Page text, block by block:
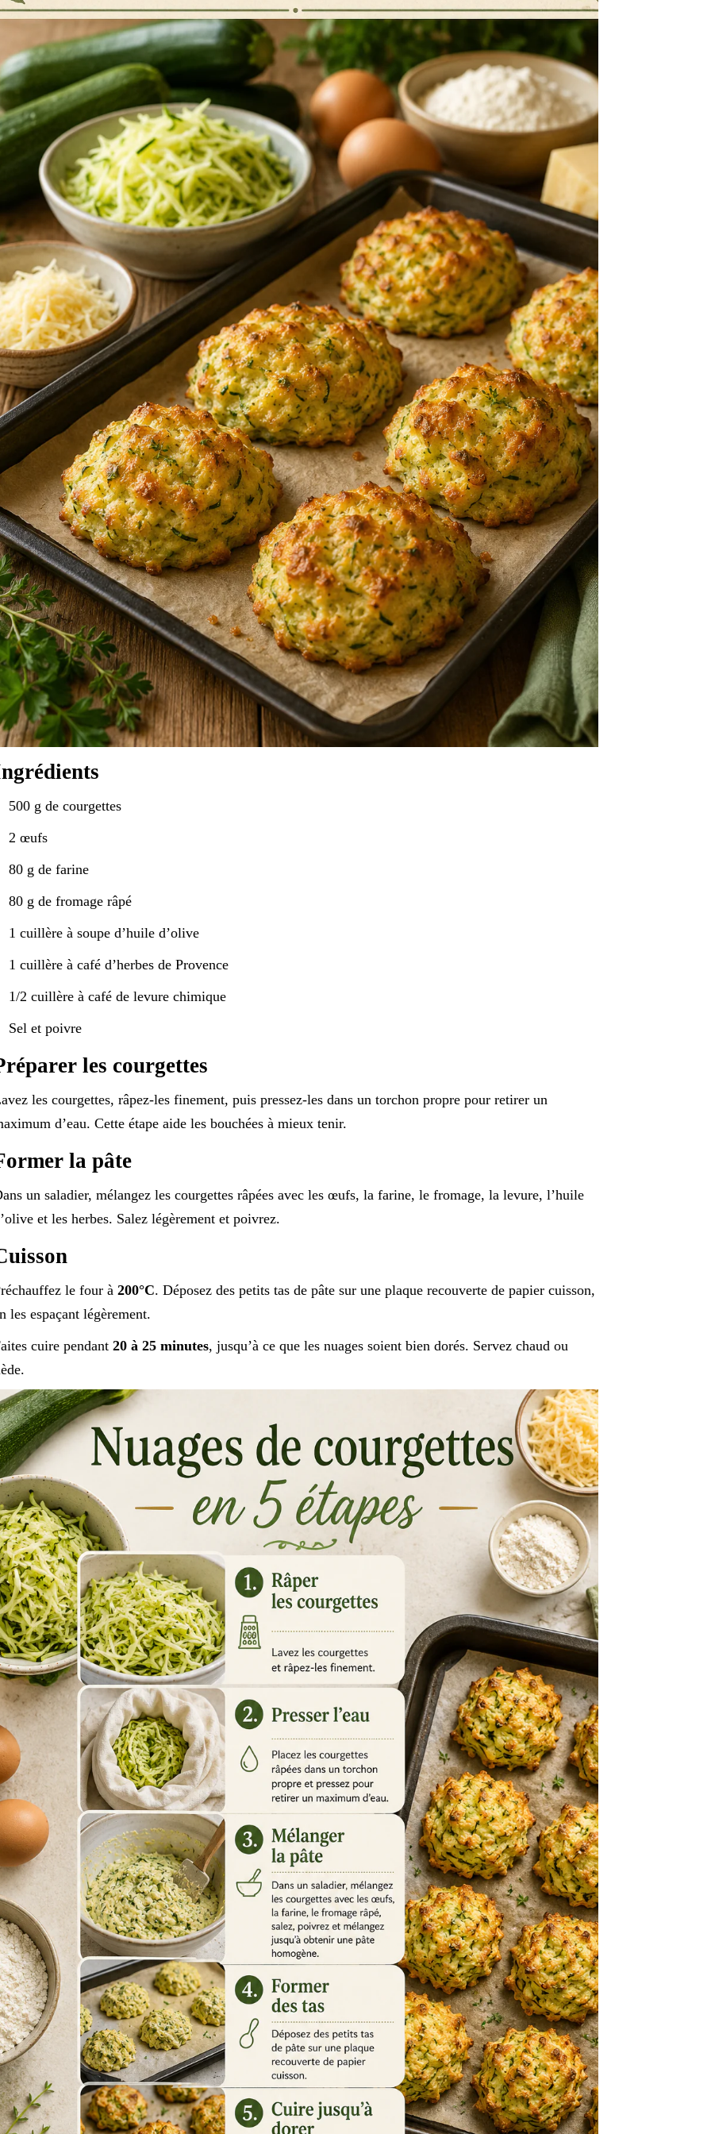
500 g de courgettes
2 œufs
80 g de farine
80 g de fromage râpé
1 cuillère à soupe d’huile d’olive
1 cuillère à café d’herbes de Provence
1/2 cuillère à café de levure chimique
Sel et poivre
les courgettes
les courgettes, râpez-les finement, puis pressez-les dans un torchon propre pour retirer un
d’eau. Cette étape aide les bouchées à mieux tenir.
la pâte
un saladier, mélangez les courgettes râpées avec les œufs, la farine, le fromage, la levure, l’huile
et les herbes. Salez légèrement et poivrez.
le four à 200°C. Déposez des petits tas de pâte sur une plaque recouverte de papier cuisson,
les espaçant légèrement.
cuire pendant 20 à 25 minutes, jusqu’à ce que les nuages soient bien dorés. Servez chaud ou